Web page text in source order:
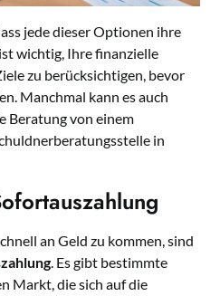
jede dieser Optionen ihre
wichtig, Ihre finanzielle
zu berücksichtigen, bevor
Manchmal kann es auch
Beratung von einem
in
an Geld zu kommen, sind
. Es gibt bestimmte
Markt, die sich auf die